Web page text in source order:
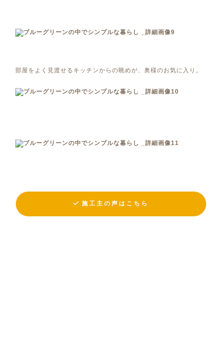
部屋をよく見渡せるキッチンからの眺めが、奥様のお気に入り。
施工主の声はこちら